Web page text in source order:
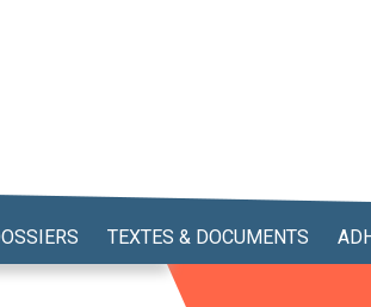
TEXTES & DOCUMENTS